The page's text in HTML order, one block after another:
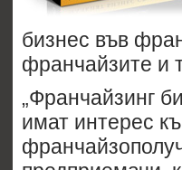
бизнес във
франчайзите и
„Франчайзинг
имат интерес